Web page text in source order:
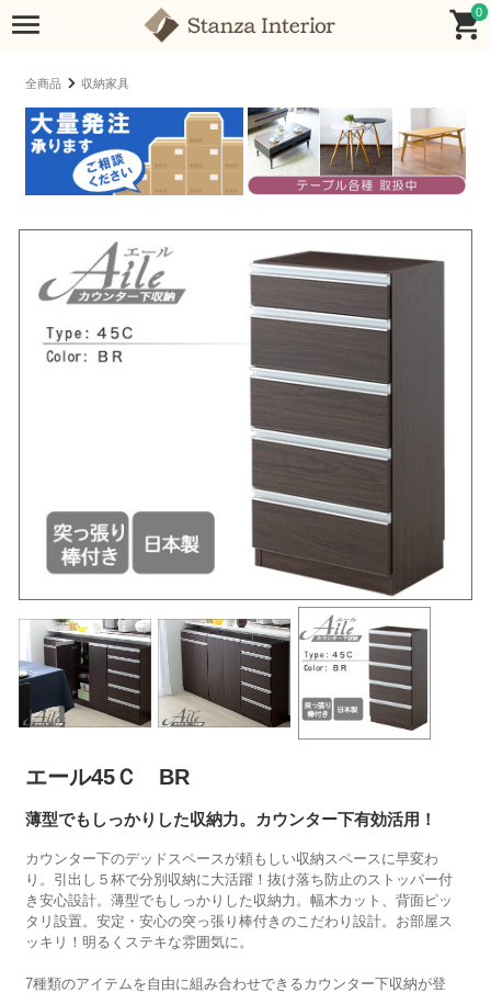
0
全商品 収納家具
エール45Ｃ BR
薄型でもしっかりした収納力。カウンター下有効活用！
カウンター下のデッドスペースが頼もしい収納スペースに早変わ
り。引出し５杯で分別収納に大活躍！抜け落ち防止のストッパー付
き安心設計。薄型でもしっかりした収納力。幅木カット、背面ピッ
タリ設置。安定・安心の突っ張り棒付きのこだわり設計。お部屋ス
ッキリ！明るくステキな雰囲気に。
7種類のアイテムを自由に組み合わせできるカウンター下収納が登